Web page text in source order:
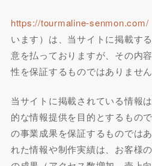
https://tourmaline-senmon.com/
います）は、当サイトに掲載す
意を払っておりますが、その内
性を保証するものではありません
当サイトに掲載されている情報
的な情報提供を目的とするもの
の事業成果を保証するものでは
れた情報や制作実績は、お客様